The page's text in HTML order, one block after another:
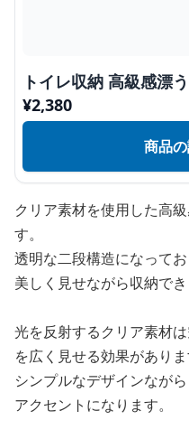
トイレ収納 高級感漂
¥2,380
商品
クリア素材を使用した高
す。
透明な二段構造になって
美しく見せながら収納でき
光を反射するクリア素材
を広く見せる効果がありま
シンプルなデザインなが
アクセントになります。